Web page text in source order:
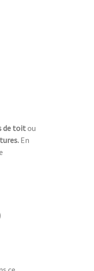
de toitou
En